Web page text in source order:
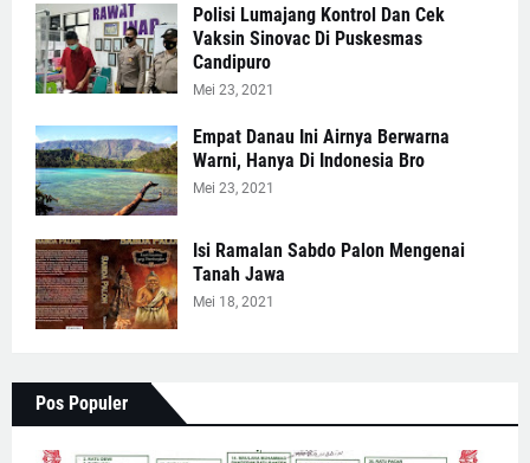
Polisi Lumajang Kontrol Dan Cek
Vaksin Sinovac Di Puskesmas
Candipuro
Mei 23, 2021
Empat Danau Ini Airnya Berwarna
Warni, Hanya Di Indonesia Bro
Mei 23, 2021
Isi Ramalan Sabdo Palon Mengenai
Tanah Jawa
Mei 18, 2021
Pos Populer